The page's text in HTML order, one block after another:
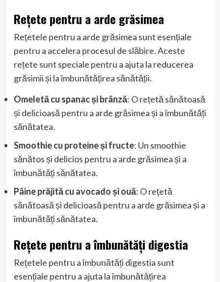
Rețete pentru a arde grăsimea
Rețetele pentru a arde grăsimea sunt esențiale
pentru a accelera procesul de slăbire. Aceste
rețete sunt speciale pentru a ajuta la reducerea
grăsimii și la îmbunătățirea sănătății.
Omeletă cu spanac și brânză: O rețetă sănătoasă
și delicioasă pentru a arde grăsimea și a îmbunătăți
sănătatea.
Smoothie cu proteine și fructe: Un smoothie
sănătos și delicios pentru a arde grăsimea și a
îmbunătăți sănătatea.
Pâine prăjită cu avocado și ouă: O rețetă
sănătoasă și delicioasă pentru a arde grăsimea și a
îmbunătăți sănătatea.
Rețete pentru a îmbunătăți digestia
Rețetele pentru a îmbunătăți digestia sunt
esențiale pentru a ajuta la îmbunătățirea